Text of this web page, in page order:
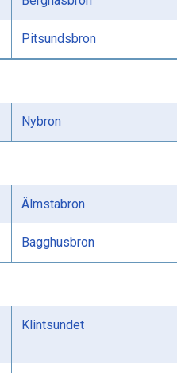
Pitsundsbron
Nybron
Älmstabron
Bagghusbron
Klintsundet